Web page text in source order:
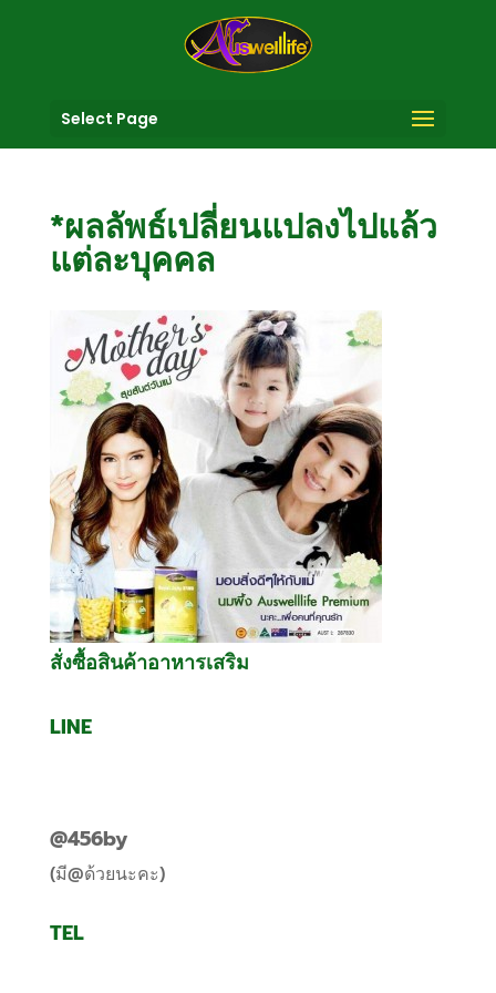
Select Page
*ผลลัพธ์เปลี่ยนแปลงไปแล้ว
แต่ละบุคคล
สั่งซื้อสินค้าอาหารเสริม
LINE
@456by
(มี@ด้วยนะคะ)
TEL